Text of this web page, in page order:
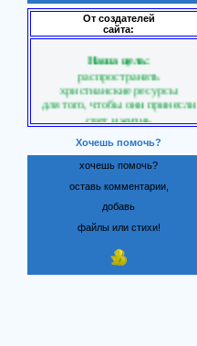
От создателей
сайта:
Наша цель:
распространять
христианские ресурсы
для того, чтобы они принесли
в Вашу жизнь.
Господь благословляет наш
труд
мы видим Его руку!
Если Вам нравиться наш
то Вы можете помочь нам,
оставляя свои материалы,
Хочешь помочь?
хочешь помочь?
оставь комментарии,
добавь
файлы или стихи!